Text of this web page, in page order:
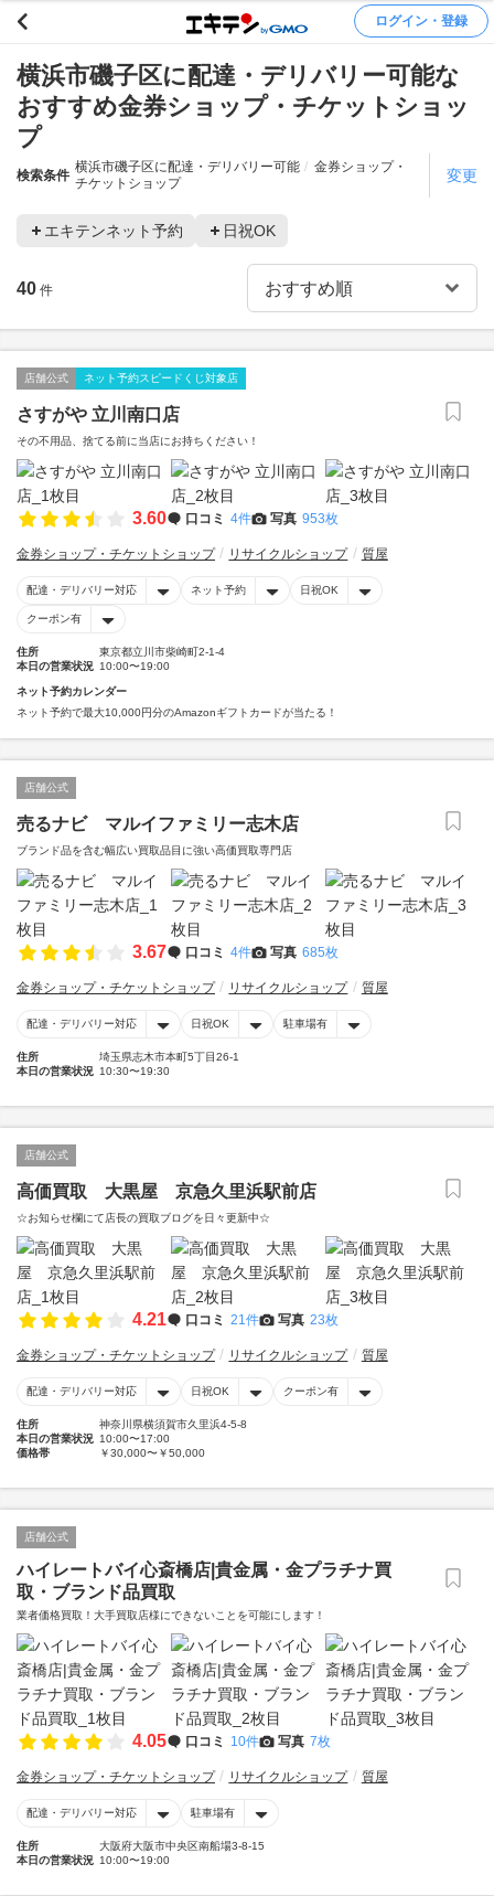
ログイン・登録
横浜市磯子区に配達・デリバリー可能な
おすすめ金券ショップ・チケットショッ
プ
検索条件
横浜市磯子区に配達・デリバリー可能
金券ショップ・
チケットショップ
変更
エキテンネット予約 日祝OK
40 件
店舗公式 ネット予約スピードくじ対象店
さすがや 立川南口店
その不用品、捨てる前に当店にお持ちください！
3.60 口コミ 4件 写真 953枚
金券ショップ・チケットショップ リサイクルショップ 質屋
配達・デリバリー対応 ネット予約 日祝OK
クーポン有
住所
東京都立川市柴崎町2-1-4
本日の営業状況 10:00〜19:00
ネット予約カレンダー
ネット予約で最大10,000円分のAmazonギフトカードが当たる！
店舗公式
売るナビ マルイファミリー志木店
ブランド品を含む幅広い買取品目に強い高価買取専門店
3.67 口コミ 4件 写真 685枚
金券ショップ・チケットショップ リサイクルショップ 質屋
配達・デリバリー対応 日祝OK 駐車場有
住所
埼玉県志木市本町5丁目26-1
本日の営業状況 10:30〜19:30
店舗公式
高価買取 大黒屋 京急久里浜駅前店
☆お知らせ欄にて店長の買取ブログを日々更新中☆
4.21 口コミ 21件 写真 23枚
金券ショップ・チケットショップ リサイクルショップ 質屋
配達・デリバリー対応 日祝OK クーポン有
住所
神奈川県横須賀市久里浜4-5-8
本日の営業状況 10:00〜17:00
価格帯
￥30,000〜￥50,000
店舗公式
ハイレートバイ心斎橋店|貴金属・金プラチナ買
取・ブランド品買取
業者価格買取！大手買取店様にできないことを可能にします！
4.05 口コミ 10件 写真 7枚
金券ショップ・チケットショップ リサイクルショップ 質屋
配達・デリバリー対応 駐車場有
住所
大阪府大阪市中央区南船場3-8-15
本日の営業状況 10:00〜19:00